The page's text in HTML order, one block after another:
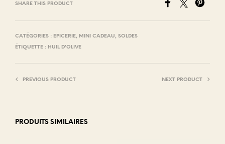
SHARE THIS PRODUCT
CATÉGORIES : EPICERIE, MINI CADEAU, SOLDES
ÉTIQUETTE : HUIL D'OLIVE
PREVIOUS PRODUCT NEXT PRODUCT
PRODUITS SIMILAIRES